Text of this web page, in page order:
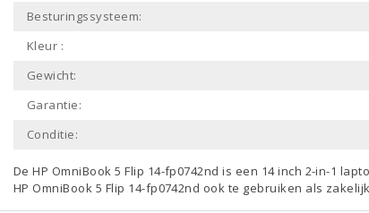
Besturingssysteem:
Kleur :
Gewicht:
Garantie:
Conditie:
De HP OmniBook 5 Flip 14-fp0742nd is een 14 inch 2-in-1
HP OmniBook 5 Flip 14-fp0742nd ook te gebruiken als